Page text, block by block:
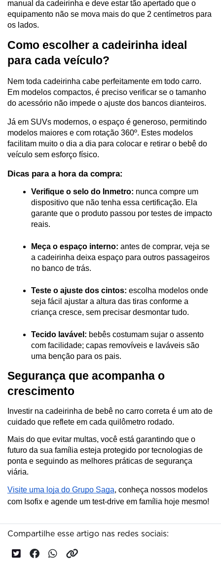
manual da cadeirinha e deve estar tão apertado que o
equipamento não se mova mais do que 2 centímetros para
os lados.
Como escolher a cadeirinha ideal
para cada veículo?
Nem toda cadeirinha cabe perfeitamente em todo carro.
Em modelos compactos, é preciso verificar se o tamanho
do acessório não impede o ajuste dos bancos dianteiros.
Já em SUVs modernos, o espaço é generoso, permitindo
modelos maiores e com rotação 360º. Estes modelos
facilitam muito o dia a dia para colocar e retirar o bebê do
veículo sem esforço físico.
Dicas para a hora da compra:
Verifique o selo do Inmetro: nunca compre um
dispositivo que não tenha essa certificação. Ela
garante que o produto passou por testes de impacto
reais.
Meça o espaço interno: antes de comprar, veja se
a cadeirinha deixa espaço para outros passageiros
no banco de trás.
Teste o ajuste dos cintos: escolha modelos onde
seja fácil ajustar a altura das tiras conforme a
criança cresce, sem precisar desmontar tudo.
Tecido lavável: bebês costumam sujar o assento
com facilidade; capas removíveis e laváveis são
uma benção para os pais.
Segurança que acompanha o
crescimento
Investir na cadeirinha de bebê no carro correta é um ato de
cuidado que reflete em cada quilômetro rodado.
Mais do que evitar multas, você está garantindo que o
futuro da sua família esteja protegido por tecnologias de
ponta e seguindo as melhores práticas de segurança
viária.
Visite uma loja do Grupo Saga, conheça nossos modelos
com Isofix e agende um test-drive em família hoje mesmo!
Compartilhe esse artigo nas redes sociais: